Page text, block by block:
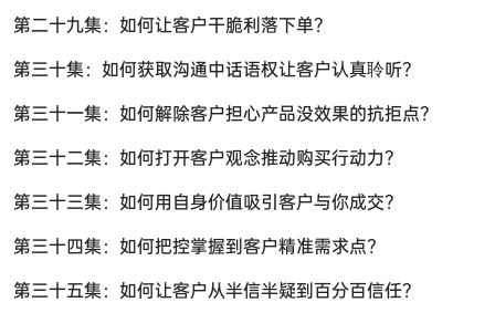
第二十九集：如何让客户干脆利落下单？
第三十集：如何获取沟通中话语权让客户认真聆听？
第三十一集：如何解除客户担心产品没效果的抗拒点？
第三十二集：如何打开客户观念推动购买行动力？
第三十三集：如何用自身价值吸引客户与你成交？
第三十四集：如何把控掌握到客户精准需求点?
第三十五集：如何让客户从半信半疑到百分百信任？